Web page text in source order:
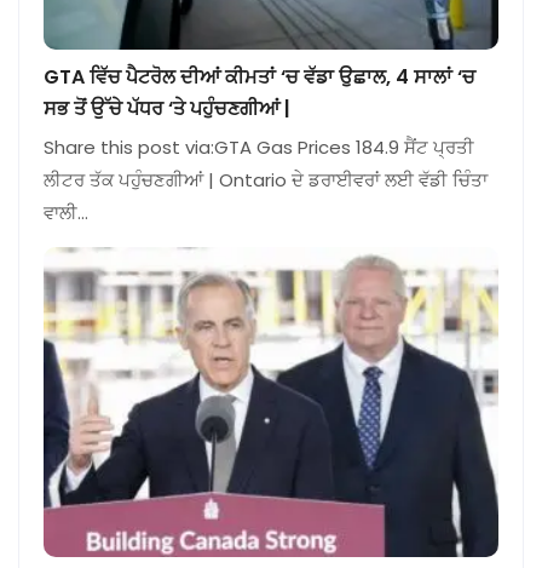
GTA ਵਿੱਚ ਪੈਟਰੋਲ ਦੀਆਂ ਕੀਮਤਾਂ ‘ਚ ਵੱਡਾ ਉਛਾਲ, 4 ਸਾਲਾਂ ‘ਚ
ਸਭ ਤੋਂ ਉੱਚੇ ਪੱਧਰ ‘ਤੇ ਪਹੁੰਚਣਗੀਆਂ |
Share this post via:GTA Gas Prices 184.9 ਸੈਂਟ ਪ੍ਰਤੀ
ਲੀਟਰ ਤੱਕ ਪਹੁੰਚਣਗੀਆਂ | Ontario ਦੇ ਡਰਾਈਵਰਾਂ ਲਈ ਵੱਡੀ ਚਿੰਤਾ
ਵਾਲੀ…